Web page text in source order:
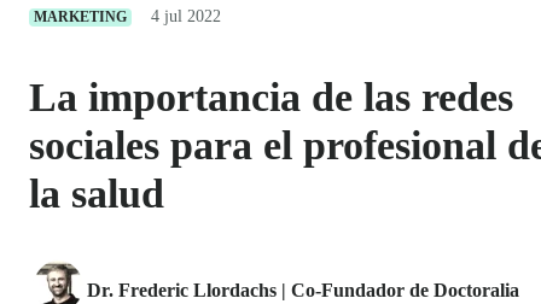
MARKETING 4 jul 2022
La importancia de las redes
sociales para el profesional
la salud
Dr. Frederic Llordachs | Co-Fundador de Doctoralia